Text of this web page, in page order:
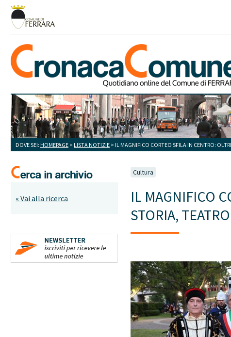
DOVE SEI: HOMEPAGE > LISTA NOTIZIE > IL MAGNIFICO CORTEO SFILA IN CENTRO:
« Vai alla ricerca
Cultura
IL MAGNIFICO
STORIA,